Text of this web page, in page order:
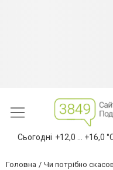
Сьогодні +12,0 ... +16,0
Головна Чи потрібно